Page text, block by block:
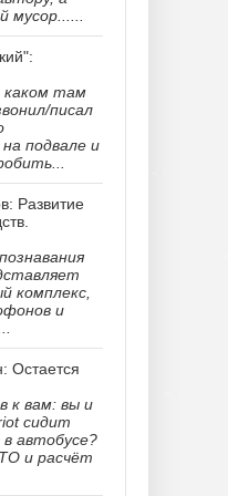
мусор......
каком там
писал
подвале и
Развитие
комплекс,
и
Остается
к вам: вы и
сидит
автобусе?
и расчёт